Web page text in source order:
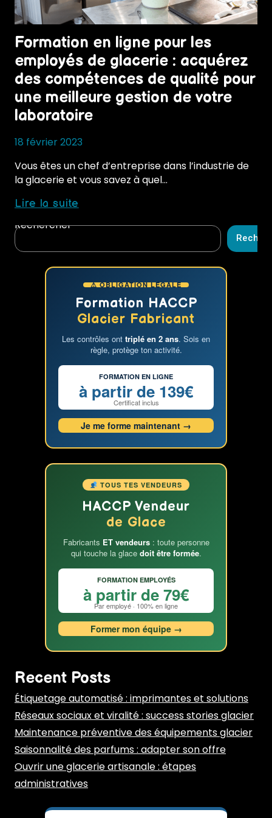
Formation en ligne pour les
employés de glacerie : acquérez
des compétences de qualité pour
une meilleure gestion de votre
laboratoire
18 février 2023
Vous êtes un chef d’entreprise dans l’industrie de
la glacerie et vous savez à quel…
Lire la suite
de
glacerie
:
des
compétences
qualité
pour
une
meilleure
votre
laboratoire
Rechercher
⚠ OBLIGATION LÉGALE
Formation HACCP
Glacier Fabricant
Les contrôles ont triplé en 2 ans. Sois en
règle, protège ton activité.
FORMATION EN LIGNE
à partir de 139€
Certificat inclus
Je me forme maintenant →
TOUS TES VENDEURS
HACCP Vendeur
de Glace
Fabricants ET vendeurs: toute personne
qui touche la glace doit être formée.
FORMATION EMPLOYÉS
à partir de 79€
Par employé · 100% en ligne
Former mon équipe →
Recent Posts
Étiquetage automatisé : imprimantes et solutions
Réseaux sociaux et viralité : success stories glacier
Maintenance préventive des équipements glacier
Saisonnalité des parfums : adapter son offre
Ouvrir une glacerie artisanale : étapes
administratives